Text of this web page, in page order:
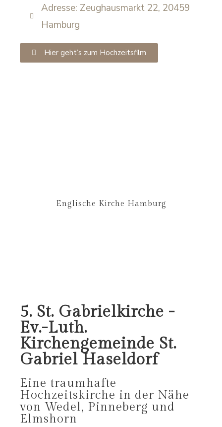
Adresse: Zeughausmarkt 22, 20459
Hamburg
Hier geht’s zum Hochzeitsfilm
Englische Kirche Hamburg
5. St. Gabrielkirche -
Ev.-Luth.
Kirchengemeinde St.
Gabriel Haseldorf
Eine traumhafte
Hochzeitskirche in der Nähe
von Wedel, Pinneberg und
Elmshorn